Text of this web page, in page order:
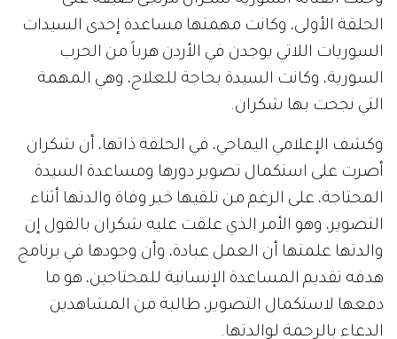
الحلقة الأولى، وكانت مهمتها مساعدة إحدى السيدات
السوريات اللاتي يوجدن في الأردن هرباً من الحرب
السورية، وكانت السيدة بحاجة للعلاج، وهي المهمة
التي نجحت بها شكران.
وكشف الإعلامي اليماحي، في الحلقة ذاتها، أن شكران
أصرت على استكمال تصوير دورها ومساعدة السيدة
المحتاجة، على الرغم من تلقيها خبر وفاة والدتها أثناء
التصوير، وهو الأمر الذي علقت عليه شكران بالقول إن
والدتها علمتها أن العمل عبادة، وأن وجودها في برنامج
هدفه تقديم المساعدة الإنسانية للمحتاجين، هو ما
دفعها لاستكمال التصوير، طالبة من المشاهدين
الدعاء بالرحمة لوالدتها.